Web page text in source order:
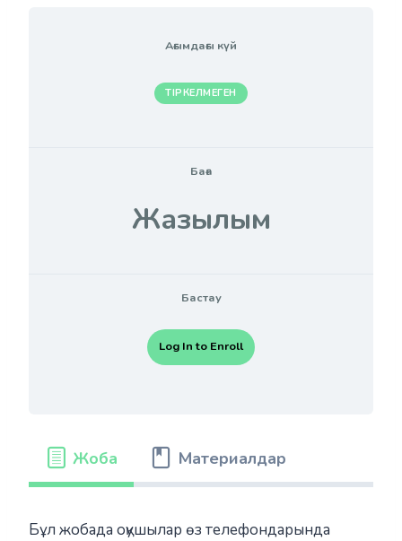
Ағымдағы күй
ТІРКЕЛМЕГЕН
Баға
Жазылым
Бастау
Log In to Enroll
Жоба Материалдар
Бұл жобада оқушылар өз телефондарында